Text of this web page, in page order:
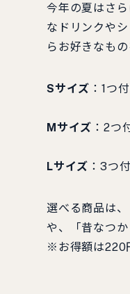
今年の夏はさ
なドリンクや
らお好きなもの
Sサイズ ：1つ
Mサイズ ：2つ
Lサイズ ：3つ
選べる商品は
や、「昔なつ
※お得額は220